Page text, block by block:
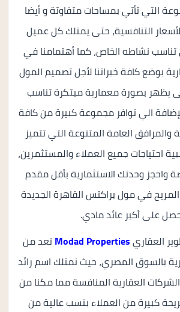
التي تأتي بمساحات متفاوتة و أيضا
التنافسية، حتى يمتلك كل عميل
تناسب نشاطه الخاص، كما أهتمامنا في
بوضع كافة خبراتنا لأجل تصميم المول
يظهر بصورة معمارية مبتكرة تناسب
الي توافر مجموعة كبيرة من كافة
والمرافق العامة المتنوعة التي تتميز
احتياجات جميع العملاء والمستثمرين،
واحجز وحدتك الاستثمارية بأقل مقدم
في مول براكتس القاهرة الجديدة
على أكبر عائد مادي.
العقاريModad Properties نعد من
بالسوق المصري، حيث نمتلك اسم رائد
العقارية المنافسة مما مكنا من
كبيرة من العملاء بنسب عالية من